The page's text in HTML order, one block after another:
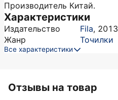
Производитель Китай.
Характеристики
Издательство Fila, 2013
Жанр
Точилки
Все характеристики
Отзывы на товар